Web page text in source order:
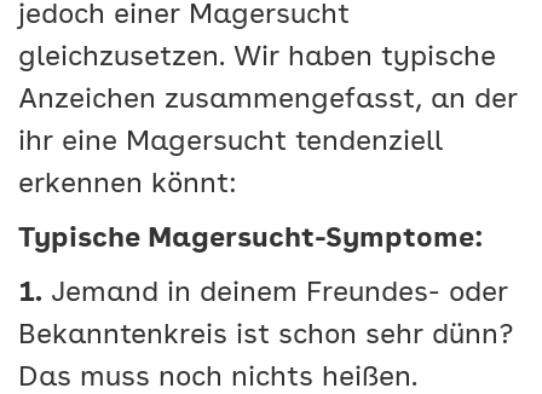
jedoch einer Magersucht
gleichzusetzen. Wir haben typische
Anzeichen zusammengefasst, an der
ihr eine Magersucht tendenziell
erkennen könnt:
Typische Magersucht-Symptome:
1. Jemand in deinem Freundes- oder
Bekanntenkreis ist schon sehr dünn?
Das muss noch nichts heißen.